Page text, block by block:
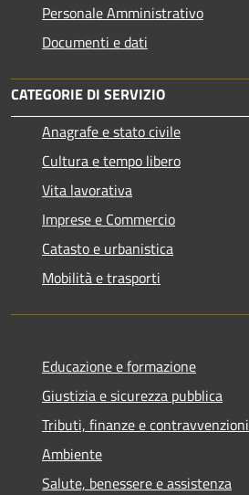
Personale Amministrativo
Documenti e dati
CATEGORIE DI SERVIZIO
Anagrafe e stato civile
Cultura e tempo libero
Vita lavorativa
Imprese e Commercio
Catasto e urbanistica
Mobilità e trasporti
Educazione e formazione
Giustizia e sicurezza pubblica
Tributi, finanze e contravvenzioni
Ambiente
Salute, benessere e assistenza